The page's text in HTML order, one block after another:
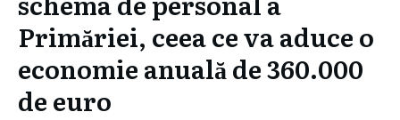
Primăriei, ceea ce va aduce o
economie anuală de 360.000
de euro